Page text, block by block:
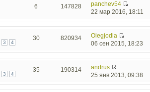
6 147828
panchev54
22 мар 2016, 18:11
3 4
30 820934
Olegjodia
06 сен 2015, 18:23
3 4
35 190314
andrus
25 янв 2013, 09:38